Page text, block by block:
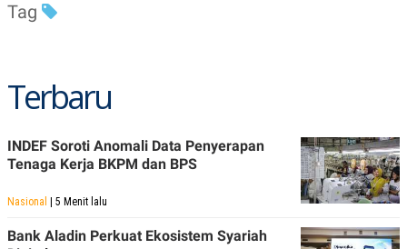
Tag
Terbaru
INDEF Soroti Anomali Data Penyerapan
Tenaga Kerja BKPM dan BPS
Nasional | 5 Menit lalu
Bank Aladin Perkuat Ekosistem Syariah